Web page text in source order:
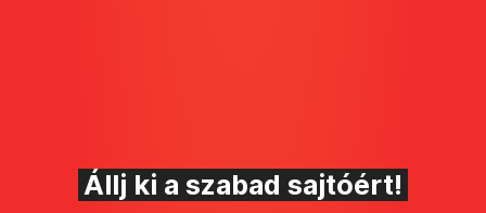
Állj ki a szabad sajtóért!